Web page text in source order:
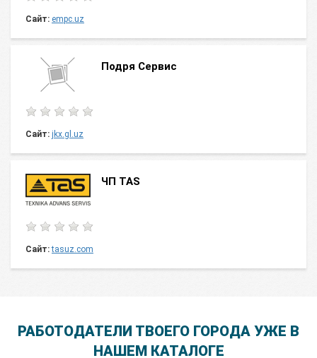
Сайт: empc.uz
Подря Сервис
Сайт: jkx.gl.uz
ЧП TAS
Сайт: tasuz.com
РАБОТОДАТЕЛИ ТВОЕГО ГОРОДА УЖЕ В
НАШЕМ КАТАЛОГЕ